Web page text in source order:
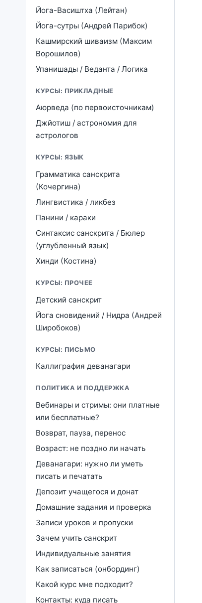
Йога-Васиштха (Лейтан)
Йога-сутры (Андрей Парибок)
Кашмирский шиваизм (Максим
Ворошилов)
Упанишады / Веданта / Логика
КУРСЫ: ПРИКЛАДНЫЕ
Аюрведа (по первоисточникам)
Джйотиш / астрономия для
астрологов
КУРСЫ: ЯЗЫК
Грамматика санскрита
(Кочергина)
Лингвистика / ликбез
Панини / караки
Синтаксис санскрита / Бюлер
(углубленный язык)
Хинди (Костина)
КУРСЫ: ПРОЧЕЕ
Детский санскрит
Йога сновидений / Нидра (Андрей
Широбоков)
КУРСЫ: ПИСЬМО
Каллиграфия деванагари
ПОЛИТИКА И ПОДДЕРЖКА
Вебинары и стримы: они платные
или бесплатные?
Возврат, пауза, перенос
Возраст: не поздно ли начать
Деванагари: нужно ли уметь
писать и печатать
Депозит учащегося и донат
Домашние задания и проверка
Записи уроков и пропуски
Зачем учить санскрит
Индивидуальные занятия
Как записаться (онбординг)
Какой курс мне подходит?
Контакты: куда писать